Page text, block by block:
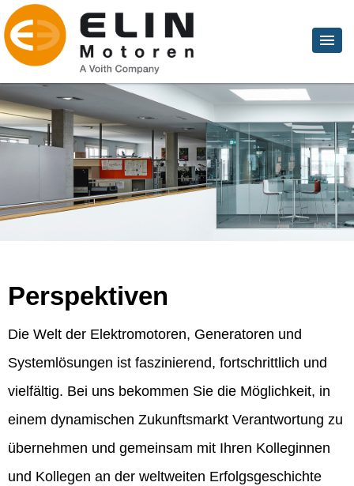
Perspektiven
Die Welt der Elektromotoren, Generatoren und
Systemlösungen ist faszinierend, fortschrittlich und
vielfältig. Bei uns bekommen Sie die Möglichkeit, in
einem dynamischen Zukunftsmarkt Verantwortung zu
übernehmen und gemeinsam mit Ihren Kolleginnen
und Kollegen an der weltweiten Erfolgsgeschichte